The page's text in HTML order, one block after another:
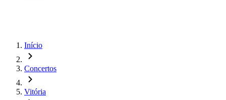
Início
Concertos
Vitória